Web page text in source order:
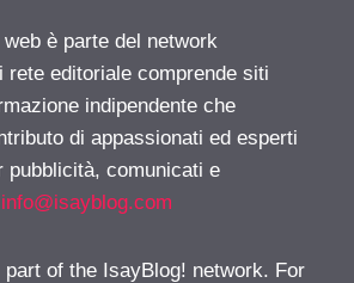
è parte del network
rete editoriale comprende siti
indipendente che
di appassionati ed esperti
pubblicità, comunicati e
info@isayblog.com
of the IsayBlog! network. For